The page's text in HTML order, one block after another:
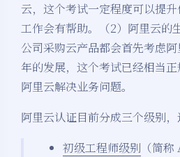
云，这个考试一定程度可以提
工作会有帮助。（2）阿里云的
公司采购云产品都会首先考虑
年的发展，这个考试已经相当
阿里云解决业务问题。
阿里云认证目前分成三个级别，
初级工程师级别 （简